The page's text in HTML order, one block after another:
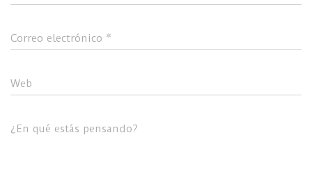
Correo electrónico *
Web
¿En qué estás pensando?